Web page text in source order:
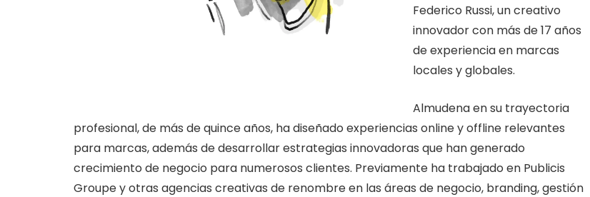
Federico Russi, un creativo
innovador con más de 17 años
de experiencia en marcas
locales y globales.
Almudena en su trayectoria
profesional, de más de quince años, ha diseñado experiencias online y offline relevantes
para marcas, además de desarrollar estrategias innovadoras que han generado
crecimiento de negocio para numerosos clientes. Previamente ha trabajado en Publicis
Groupe y otras agencias creativas de renombre en las áreas de negocio, branding, gestión